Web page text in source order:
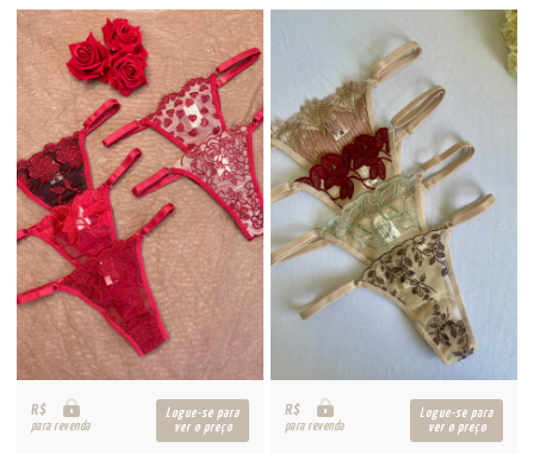
R$
para revenda
Logue-se para
ver o preço
R$
para revenda
Logue-se para
ver o preço